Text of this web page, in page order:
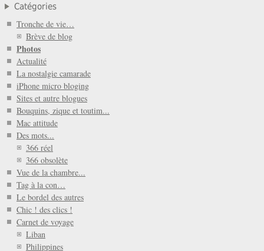
Catégories
Tronche de vie…
Brève de blog
Photos
Actualité
La nostalgie camarade
iPhone micro bloging
Sites et autre blogues
Bouquins, zique et toutim...
Mac attitude
Des mots...
366 réel
366 obsolète
Vue de la chambre...
Tag à la con…
Le bordel des autres
Chic ! des clics !
Carnet de voyage
Liban
Philippines